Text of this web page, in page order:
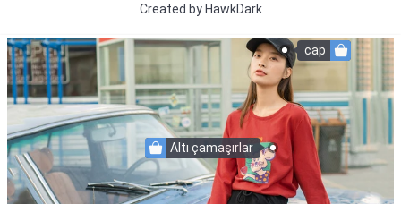
Created byHawkDark
cap
Altı çamaşırlar